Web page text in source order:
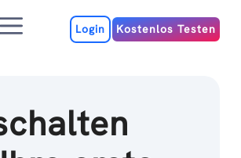
MenuLogin Kostenlos Testen